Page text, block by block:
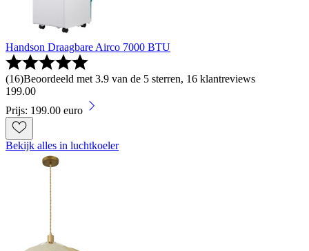
Handson Draagbare Airco 7000 BTU
(16)Beoordeeld met 3.9 van de 5 sterren, 16 klantreviews
199.00
Prijs: 199.00 euro
Bekijk alles in luchtkoeler